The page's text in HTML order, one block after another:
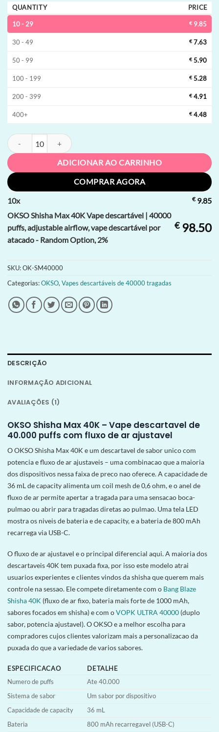
QUANTITY PRICE
10 - 29 € 9.85
30 - 49 € 7.63
50 - 99 € 5.90
100 - 199 € 5.28
200 - 399 € 4.91
400+ € 4.48
OKSO Shisha Max 40K Vape descartável | 40000 puffs, adjustable
ADICIONAR AO CARRINHO
COMPRAR AGORA
10x €9.85
OKSO Shisha Max 40K Vape descartável | 40000
puffs, adjustable airflow, vape descartável por
atacado - Random Option, 2%
€98.50
SKU:OK-SM40000
Categorias:OKSO, Vapes descartáveis de 40000 tragadas
DESCRIÇÃO
INFORMAÇÃO ADICIONAL
AVALIAÇÕES (1)
OKSO Shisha Max 40K – Vape descartavel de
40.000 puffs com fluxo de ar ajustavel
O OKSO Shisha Max 40K e um descartavel de sabor unico com
potencia e fluxo de ar ajustaveis – uma combinacao que a maioria
dos dispositivos nessa faixa de preco nao oferece. A capacidade de
36 mL de capacity alimenta um coil mesh de 0,6 ohm, e o anel de
fluxo de ar permite apertar a tragada para uma sensacao boca-
pulmao ou abrir para tragadas diretas ao pulmao. Uma tela LED
mostra os niveis de bateria e de capacity, e a bateria de 800 mAh
recarrega via USB-C.
O fluxo de ar ajustavel e o principal diferencial aqui. A maioria dos
descartaveis 40K tem puxada fixa, por isso este modelo atrai
usuarios experientes e clientes vindos da shisha que querem mais
controle na sessao. Ele compete diretamente com o Bang Blaze
Shisha 40K (fluxo de ar fixo, bateria mais forte de 1000 mAh,
sabores focados em shisha) e com oVOPK ULTRA 40000 (duplo
sabor, potencia ajustavel). O OKSO e a melhor escolha para
compradores cujos clientes valorizam mais a personalizacao da
puxada do que a variedade de varios sabores.
ESPECIFICACAO
DETALHE
Numero de puffs
Ate 40.000
Sistema de sabor
Um sabor por dispositivo
Capacidade de capacity
36 mL
Bateria
800 mAh recarregavel (USB-C)